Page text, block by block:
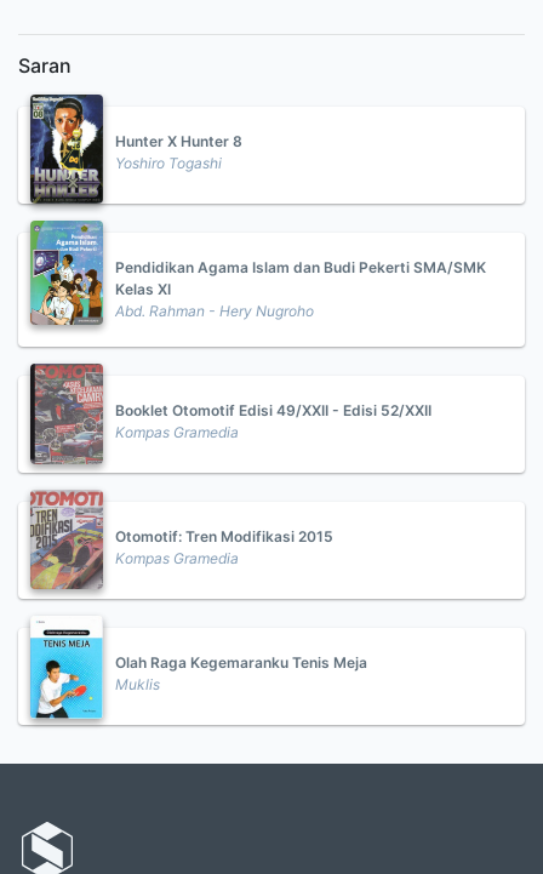
Saran
Hunter X Hunter 8
Yoshiro Togashi
Pendidikan Agama Islam dan Budi Pekerti SMA/SMK
Kelas XI
Abd. Rahman - Hery Nugroho
Booklet Otomotif Edisi 49/XXII - Edisi 52/XXII
Kompas Gramedia
Otomotif: Tren Modifikasi 2015
Kompas Gramedia
Olah Raga Kegemaranku Tenis Meja
Muklis